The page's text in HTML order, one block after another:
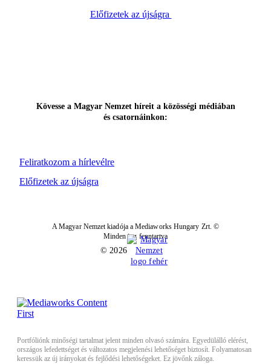
Előfizetek az újságra
Feliratkozom a hírlevélre
Kövesse a Magyar Nemzet híreit a közösségi médiában
és csatornáinkon:
Előfizetek az újságra
A Magyar Nemzet kiadója a Mediaworks Hungary Zrt. ©
Minden jog fenntartva
© 2026
Portfóliónk minőségi tartalmat jelent minden olvasó számára. Egyedülálló elérést,
országos lefedettséget és változatos megjelenési lehetőséget biztosít. Folyamatosan
keressük az új irányokat és fejlődési lehetőségeket. Ez jövőnk záloga.